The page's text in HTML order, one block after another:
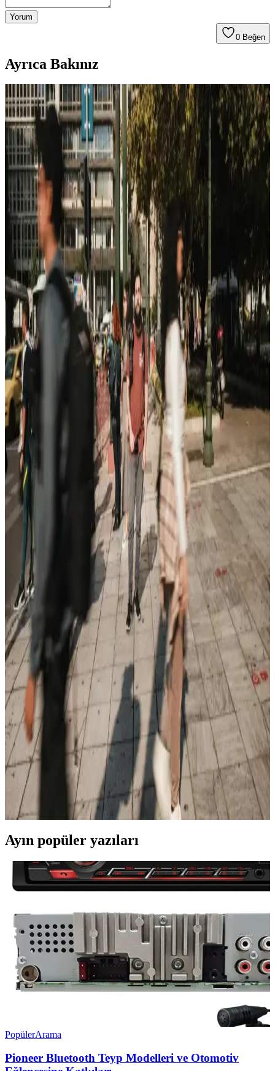
Yorum
0 Beğen
Ayrıca Bakınız
Casper En Yeni Modeli Hakkında Güncel Bilgi ve
Özellikler
Casper’ın en yeni modeli hakkında detaylar henüz net olmasa da,
markanın genel ürün özellikleri ve piyasadaki konumu hakkında
bilgiler sunuyoruz. Güncel gelişmeleri takip edin.
Casper Via X45 Akıllı Telefon Özellikleri ve
Kullanıcı Deneyimleri Üzerine Değerlendirme
Casper Via X45 modeli hakkında sınırlı bilgiler olsa da, uygun
fiyatlı ve temel kullanım odaklı özellikleriyle dikkat çekiyor.
Tasarım, performans ve bağlantı özellikleri hakkında genel bilgiler
içerir.
Casper Bilgisayarların Temel Özellikleri ve Çok
Yönlü Kullanım Alanları
Casper bilgisayarlar, yüksek işlemci gücü, geniş RAM ve çeşitli
depolama seçenekleriyle farklı kullanım alanlarına hitap eder,
dayanıklı ve uygun fiyatlı modellerle öne çıkar.
Casper Akıllı Telefon Modelleri ve Güncel Teknik
Özellikler Hakkında Bilgi
Casper markasının güncel telefon modelleri ve teknik özellikleri
hakkında bilgi bulunmamaktadır. Uygun fiyatlı ve temel kullanım
odaklı ürünleriyle bilinen Casper, yeni modelleriyle ilgili gelişmeleri
takip ediyor.
Casper Nirvana S100 ve Monster HUMA H4
V5.1.10 Karşılaştırması: Özellikler ve Performans
Analizi
İki popüler taşınabilir bilgisayar modeli Casper Nirvana S100 ve
Monster HUMA H4 V5.1.10 detaylı özellikleri ve performans
kriterleriyle karşılaştırılıyor.
Casper Telefon Modelleri 2023 Güncel ve Kullanıcı
Dostu Seçenekler
Casper, uygun fiyatlı ve çeşitli özelliklere sahip telefon modelleriyle
Türkiye pazarında öne çıkıyor. Güncel modeller, yüksek
çözünürlüklü ekranlar, uzun pil ömrü ve gelişmiş kamera özellikleri
sunuyor.
Casper Via E30 ve Samsung Galaxy A15 Akıllı
Telefonları Detaylı Karşılaştırması
Casper Via E30 ve Samsung Galaxy A15 modellerinin tasarım,
performans, kamera ve pil ömrü gibi özelliklerini karşılaştırıyoruz.
Hangi telefon ihtiyaçlarınıza daha uygun? Detaylar burada.
MSI ve Casper Dizüstü Bilgisayarlarının
Karşılaştırması: Hangi Marka Hangi Kullanıcı İçin
Uygun?
MSI yüksek performans ve oyun odaklı, Casper ise uygun fiyatlı
günlük kullanım modelleriyle öne çıkar. Hangi markanın sizin
ihtiyaçlarınıza uygun olduğunu öğrenin.
Ayın popüler yazıları
PopülerArama
Pioneer Bluetooth Teyp Modelleri ve Otomotiv